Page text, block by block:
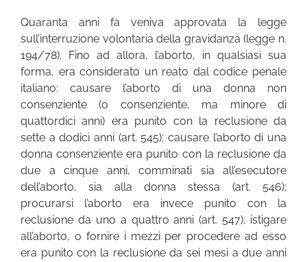
Quaranta anni fa veniva approvata la legge
sull’interruzione volontaria della gravidanza (legge n.
194/78). Fino ad allora, l’aborto, in qualsiasi sua
forma, era considerato un reato dal codice penale
italiano: causare l’aborto di una donna non
consenziente (o consenziente, ma minore di
quattordici anni) era punito con la reclusione da
sette a dodici anni (art. 545); causare l’aborto di una
donna consenziente era punito con la reclusione da
due a cinque anni, comminati sia all’esecutore
dell’aborto, sia alla donna stessa (art. 546);
procurarsi l’aborto era invece punito con la
reclusione da uno a quattro anni (art. 547); istigare
all’aborto, o fornire i mezzi per procedere ad esso
era punito con la reclusione da sei mesi a due anni